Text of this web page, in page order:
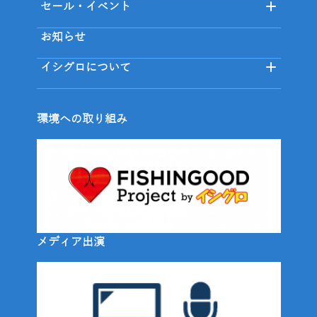
セール・イベント
お知らせ
イシグロについて
環境への取り組み
メディア出演